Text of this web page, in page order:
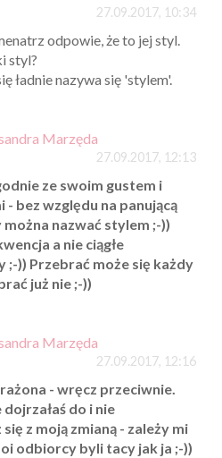
27.09.2017, 10:34
odpowie, że to jej styl.
styl?
ładnie nazywa się 'stylem'.
Marzęda
27.09.2017, 12:13
ze swoim gustem i
- bez względu na panującą
nazwać stylem ;-))
a nie ciągłe
;-)) Przebrać może się każdy
już nie ;-))
Marzęda
27.09.2017, 12:16
- wręcz przeciwnie.
do i nie
z moją zmianą - zależy mi
odbiorcy byli tacy jak ja ;-))